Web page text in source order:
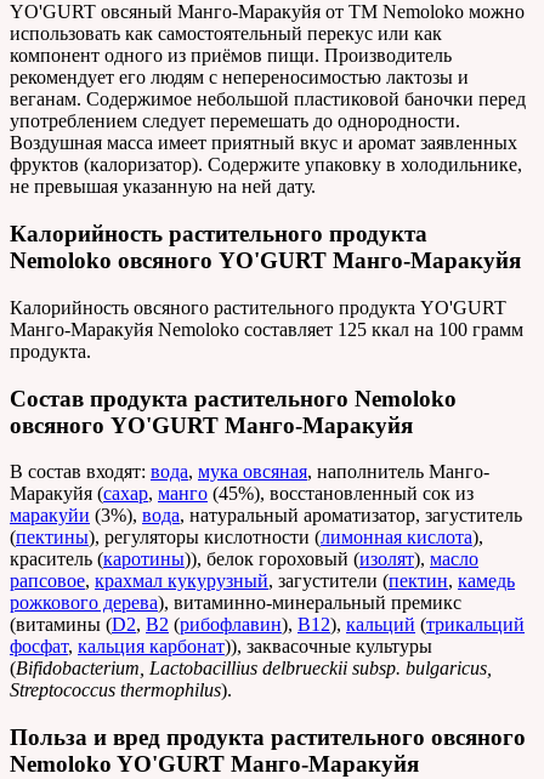
YO'GURT овсяный Манго-Маракуйя от ТМ Nemoloko можно
использовать как самостоятельный перекус или как
компонент одного из приёмов пищи. Производитель
рекомендует его людям с непереносимостью лактозы и
веганам. Содержимое небольшой пластиковой баночки перед
употреблением следует перемешать до однородности.
Воздушная масса имеет приятный вкус и аромат заявленных
фруктов (калоризатор). Содержите упаковку в холодильнике,
не превышая указанную на ней дату.
Калорийность растительного продукта
Nemoloko овсяного YO'GURT Манго-Маракуйя
Калорийность овсяного растительного продукта YO'GURT
Манго-Маракуйя Nemoloko составляет 125 ккал на 100 грамм
продукта.
Состав продукта растительного Nemoloko
овсяного YO'GURT Манго-Маракуйя
В состав входят: вода, мука овсяная, наполнитель Манго-
Маракуйя (сахар, манго (45%), восстановленный сок из
маракуйи (3%), вода, натуральный ароматизатор, загуститель
(пектины), регуляторы кислотности (лимонная кислота),
краситель (каротины)), белок гороховый (изолят), масло
рапсовое, крахмал кукурузный, загустители (пектин, камедь
рожкового дерева), витаминно-минеральный премикс
(витамины (D2, B2 (рибофлавин), В12), кальций (трикальций
фосфат, кальция карбонат)), заквасочные культуры
(Bifidobacterium, Lactobacillius delbrueckii subsp. bulgaricus,
Streptococcus thermophilus).
Польза и вред продукта растительного овсяного
Nemoloko YO'GURT Манго-Маракуйя